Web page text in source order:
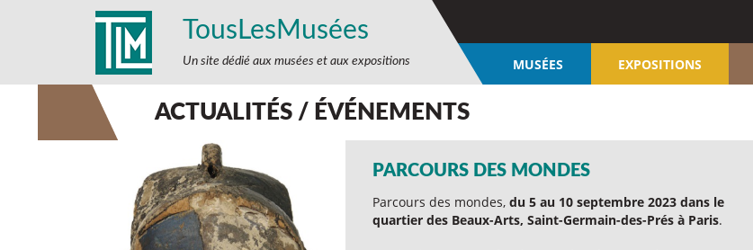
TousLesMusées
Un site dédié aux musées et aux expositions MUSÉES EXPOSITIONS
ACTUALITÉS / ÉVÉNEMENTS
PARCOURS DES MONDES
Parcours des mondes, du 5 au 10 septembre 2023 dans le
quartier des Beaux-Arts, Saint-Germain-des-Prés à Paris.